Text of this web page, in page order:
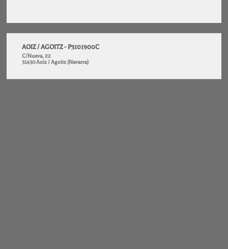
AOIZ / AGOITZ - P3101900C
C/Nueva, 22
31430 Aoiz / Agoitz (Navarra)